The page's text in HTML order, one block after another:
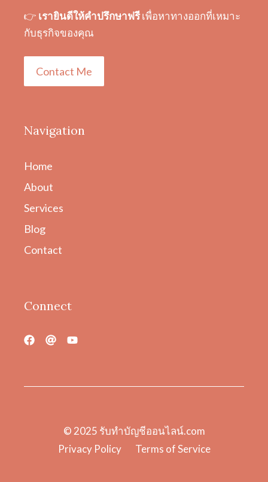
👉 เรายินดีให้คำปรึกษาฟรีเพื่อหาทางออกที่เหมาะ
กับธุรกิจของคุณ
Contact Me
Navigation
Home
About
Services
Blog
Contact
Connect
© 2025 รับทําบัญชีออนไลน์.com
Privacy Policy
Terms of Service